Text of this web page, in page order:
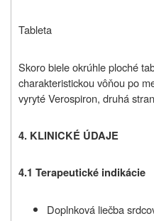
Tableta
Skoro biele okrúhle ploché
charakteristickou vôňou po
vyryté Verospiron, druhá
4. KLINICKÉ ÚDAJE
4.1 Terapeutické indikácie
Doplnková liečba